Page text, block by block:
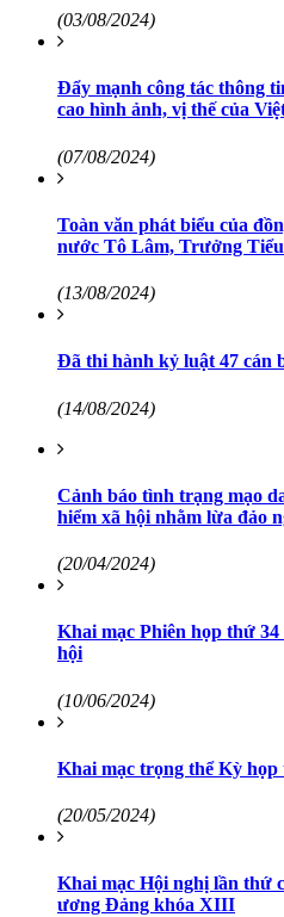
(03/08/2024)
Đẩy mạnh công tác thông
cao hình ảnh, vị thế của
(07/08/2024)
Toàn văn phát biểu của
nước Tô Lâm, Trưởng
(13/08/2024)
Đã thi hành kỷ luật 47 cán
(14/08/2024)
Cảnh báo tình trạng mạo
hiểm xã hội nhằm lừa đảo
(20/04/2024)
Khai mạc Phiên họp thứ
hội
(10/06/2024)
Khai mạc trọng thể Kỳ
(20/05/2024)
Khai mạc Hội nghị lần thứ
ương Đảng khóa XIII